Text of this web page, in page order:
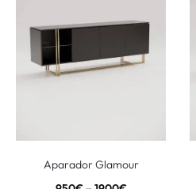
Aparador Glamour